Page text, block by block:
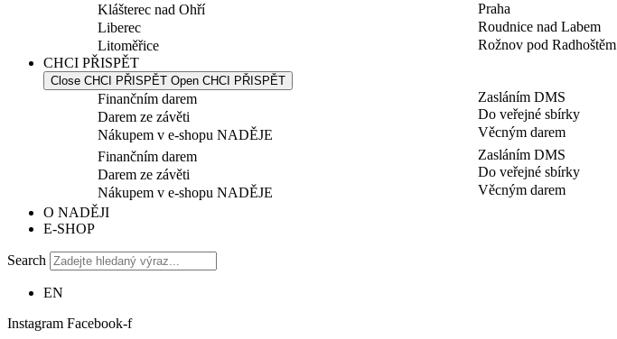
Klášterec nad Ohří
Liberec
Litoměřice
Praha
Roudnice nad Labem
Rožnov pod Radhoštěm
CHCI PŘISPĚT
Close CHCI PŘISPĚT Open CHCI PŘISPĚT
Finančním darem
Darem ze závěti
Nákupem v e-shopu NADĚJE
Zasláním DMS
Do veřejné sbírky
Věcným darem
Finančním darem
Darem ze závěti
Nákupem v e-shopu NADĚJE
Zasláním DMS
Do veřejné sbírky
Věcným darem
O NADĚJI
E-SHOP
Search
EN
Instagram Facebook-f